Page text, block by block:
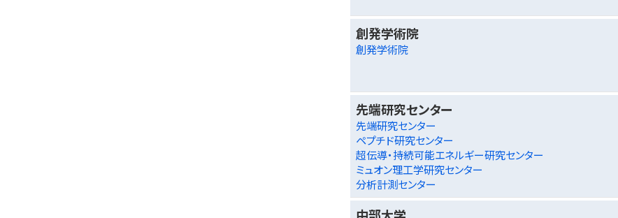
創発学術院
創発学術院
先端研究センター
先端研究センター
ペプチド研究センター
超伝導・持続可能エネルギー研究センター
ミュオン理工学研究センター
分析計測センター